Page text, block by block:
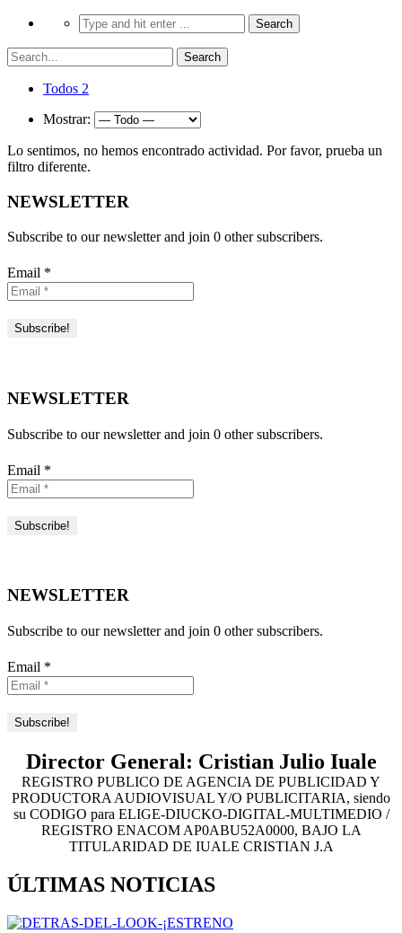
Todos 2
Mostrar:
Lo sentimos, no hemos encontrado actividad. Por favor, prueba un
filtro diferente.
NEWSLETTER
Subscribe to our newsletter and join 0 other subscribers.
Email *
NEWSLETTER
Subscribe to our newsletter and join 0 other subscribers.
Email *
NEWSLETTER
Subscribe to our newsletter and join 0 other subscribers.
Email *
Director General: Cristian Julio Iuale
REGISTRO PUBLICO DE AGENCIA DE PUBLICIDAD Y
PRODUCTORA AUDIOVISUAL Y/O PUBLICITARIA, siendo
su CODIGO para ELIGE-DIUCKO-DIGITAL-MULTIMEDIO /
REGISTRO ENACOM AP0ABU52A0000, BAJO LA
TITULARIDAD DE IUALE CRISTIAN J.A
ÚLTIMAS NOTICIAS